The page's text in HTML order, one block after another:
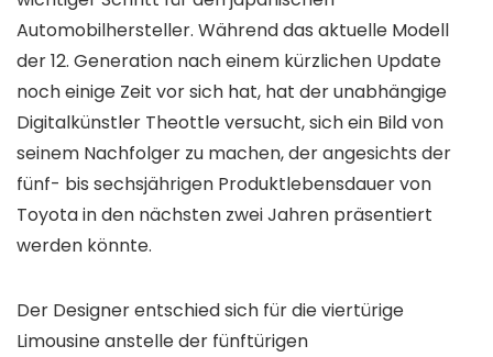
Automobilhersteller. Während das aktuelle Modell
der 12. Generation nach einem kürzlichen Update
noch einige Zeit vor sich hat, hat der unabhängige
Digitalkünstler Theottle versucht, sich ein Bild von
seinem Nachfolger zu machen, der angesichts der
fünf- bis sechsjährigen Produktlebensdauer von
Toyota in den nächsten zwei Jahren präsentiert
werden könnte.
Der Designer entschied sich für die viertürige
Limousine anstelle der fünftürigen